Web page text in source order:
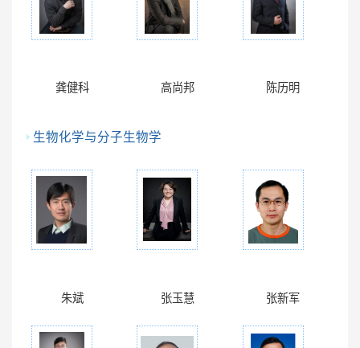
龚健科 高尚邦 陈历明
生物化学与分子生物学
朱斌 张玉慧 张新军